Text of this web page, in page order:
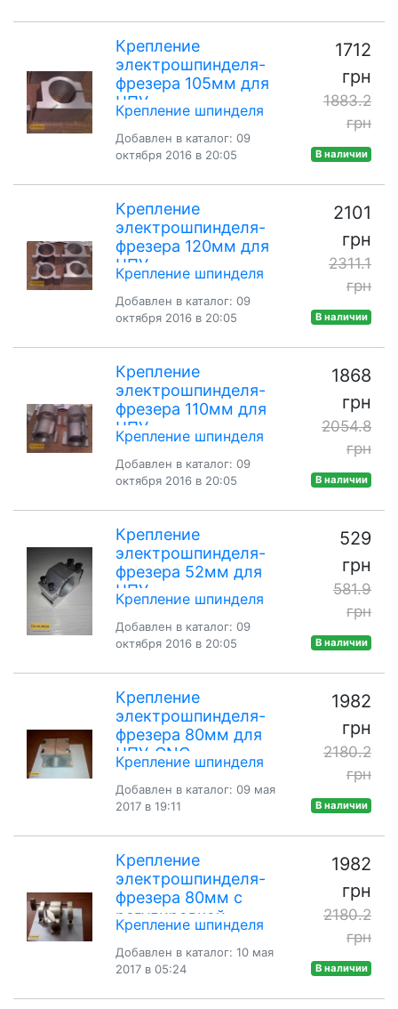
Крепление
электрошпинделя-
фрезера 105мм для
ЧПУ
Крепление шпинделя
Добавлен в каталог: 09
октября 2016 в 20:05
1712
грн
1883.2
грн
В наличии
Крепление
электрошпинделя-
фрезера 120мм для
ЧПУ
Крепление шпинделя
Добавлен в каталог: 09
октября 2016 в 20:05
2101
грн
2311.1
грн
В наличии
Крепление
электрошпинделя-
фрезера 110мм для
ЧПУ
Крепление шпинделя
Добавлен в каталог: 09
октября 2016 в 20:05
1868
грн
2054.8
грн
В наличии
Крепление
электрошпинделя-
фрезера 52мм для
ЧПУ
Крепление шпинделя
Добавлен в каталог: 09
октября 2016 в 20:05
529
грн
581.9
грн
В наличии
Крепление
электрошпинделя-
фрезера 80мм для
ЧПУ-CNC
Крепление шпинделя
Добавлен в каталог: 09 мая
2017 в 19:11
1982
грн
2180.2
грн
В наличии
Крепление
электрошпинделя-
фрезера 80мм с
регулировкой
высоты для ЧПУ-
CNC
Крепление шпинделя
Добавлен в каталог: 10 мая
2017 в 05:24
1982
грн
2180.2
грн
В наличии